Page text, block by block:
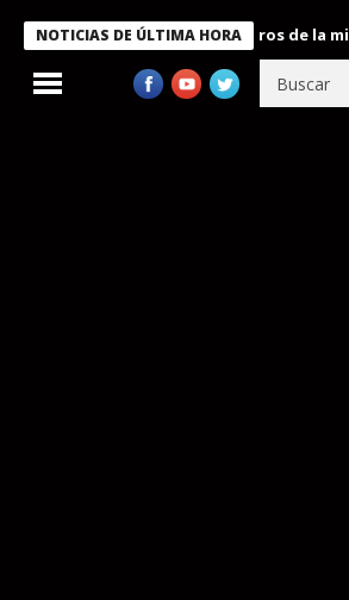
NOTICIAS DE ÚLTIMA HORA
condecora a miembros de la